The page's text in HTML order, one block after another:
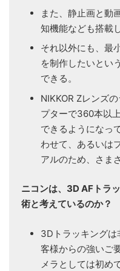
また、静止画と動
知機能なども搭載
それ以外にも、最
を制作したいとい
できる。
NIKKOR Zレンズ
プターで360本以
できるようになっ
わせて、あるいは
アルのため、さま
ニコンは、3D AFトラ
術と考えているのか？
3Dトラッキングは
客様からの強いご
メラとしては初め